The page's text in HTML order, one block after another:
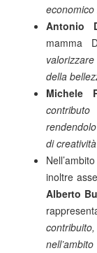
economico
Antonio
mamma
della
Michele
di creatività
inoltre
Alberto